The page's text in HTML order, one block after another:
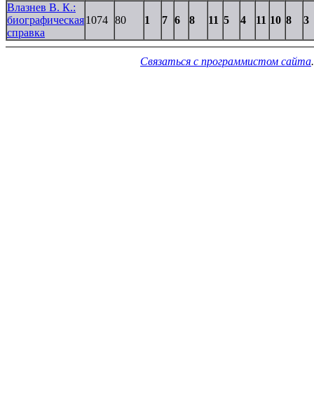
Влазнев В. К.:
биографическая
справка
1074 80 1 7 6 8 11 5 4 11 10 8 3
Связаться с программистом сайта.